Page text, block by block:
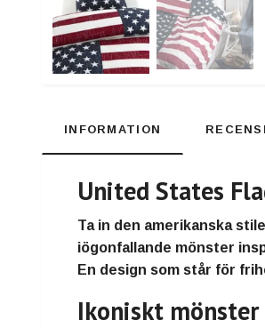
INFORMATION
United States
Ta in den amerikanska
iögonfallande mönster
En design som står för
Ikoniskt